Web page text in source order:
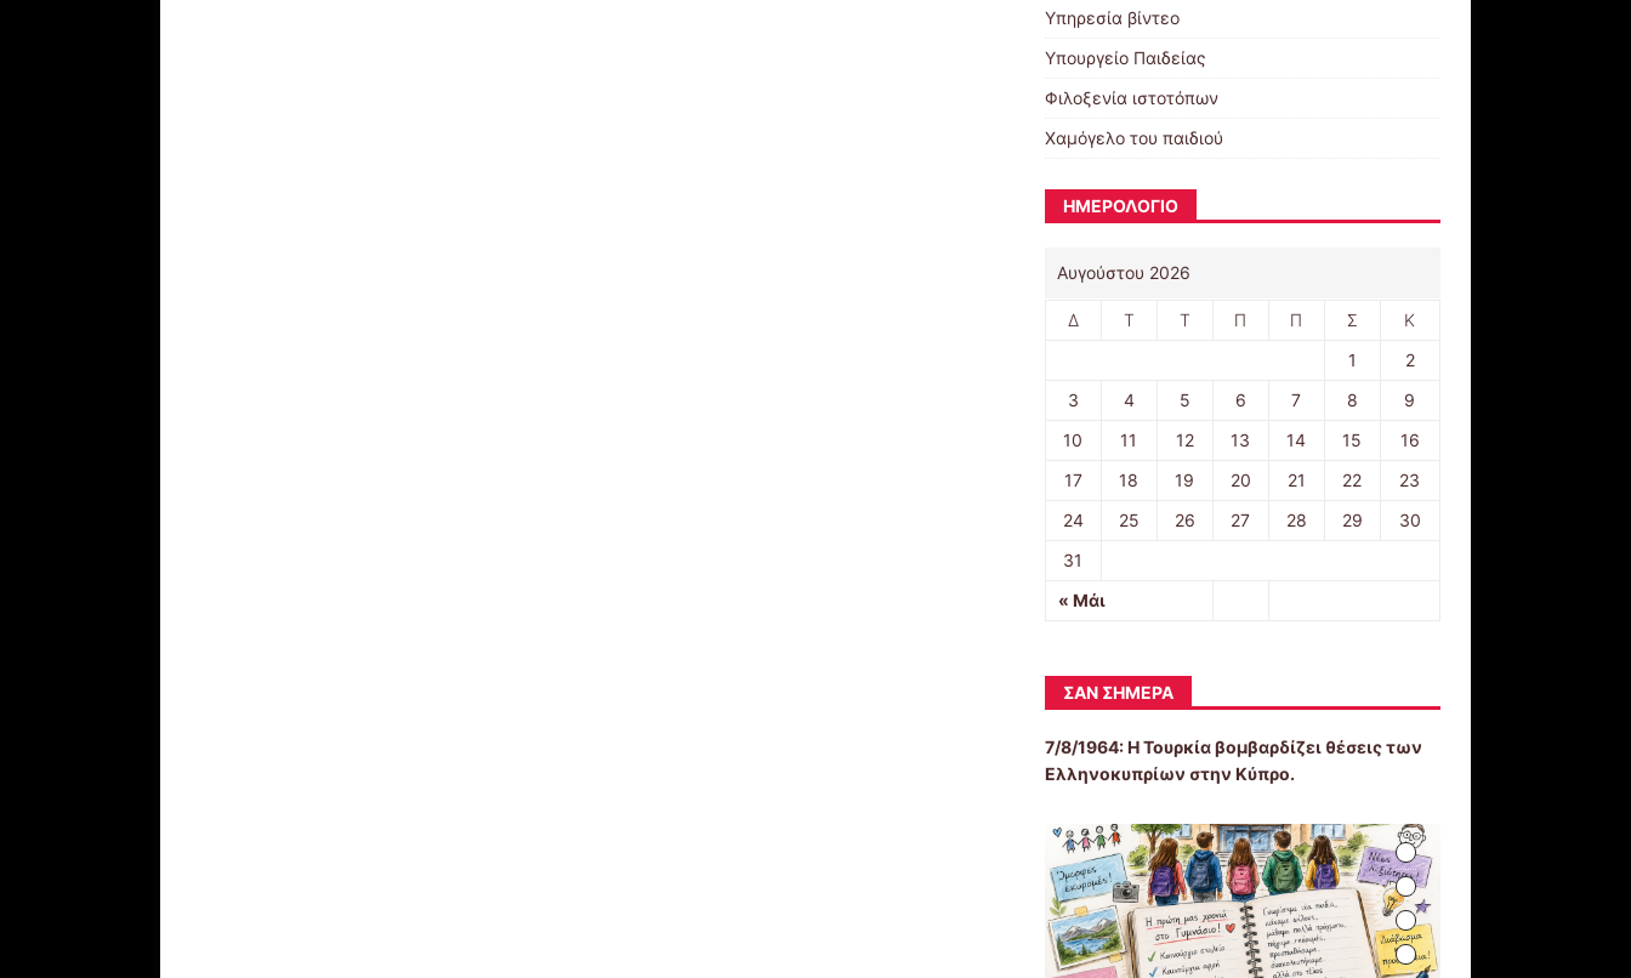
Υπηρεσία βίντεο
Υπουργείο Παιδείας
Φιλοξενία ιστοτόπων
Χαμόγελο του παιδιού
ΗΜΕΡΟΛΟΓΙΟ
Αυγούστου 2026
Δ Τ Τ Π Π Σ Κ
« Μάι
1
2
3
4 5 6 7 8
9
10
11 12 13 14 15
16
17
18 19 20 21 22
23
24
25 26 27 28 29
30
31
ΣΑΝ ΣΉΜΕΡΑ
7/8/1964: Η Τουρκία βομβαρδίζει θέσεις των
Ελληνοκυπρίων στην Κύπρο.